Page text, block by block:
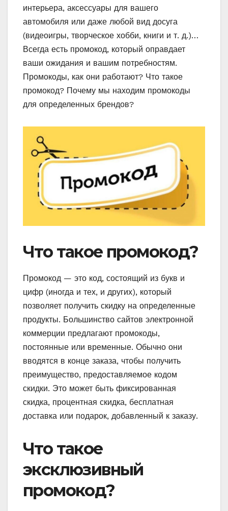
интерьера, аксессуары для вашего
автомобиля или даже любой вид досуга
(видеоигры, творческое хобби, книги и т. д.)…
Всегда есть промокод, который оправдает
ваши ожидания и вашим потребностям.
Промокоды, как они работают? Что такое
промокод? Почему мы находим промокоды
для определенных брендов?
Что такое промокод?
Промокод — это код, состоящий из букв и
цифр (иногда и тех, и других), который
позволяет получить скидку на определенные
продукты. Большинство сайтов электронной
коммерции предлагают промокоды,
постоянные или временные. Обычно они
вводятся в конце заказа, чтобы получить
преимущество, предоставляемое кодом
скидки. Это может быть фиксированная
скидка, процентная скидка, бесплатная
доставка или подарок, добавленный к заказу.
Что такое
эксклюзивный
промокод?